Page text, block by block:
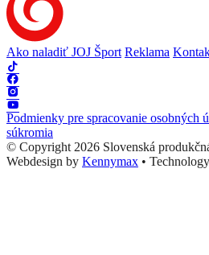
Ako naladiť JOJ Šport Reklama
Podmienky pre spracovanie osobných
súkromia
© Copyright 2026 Slovenská
Webdesign by Kennymax •